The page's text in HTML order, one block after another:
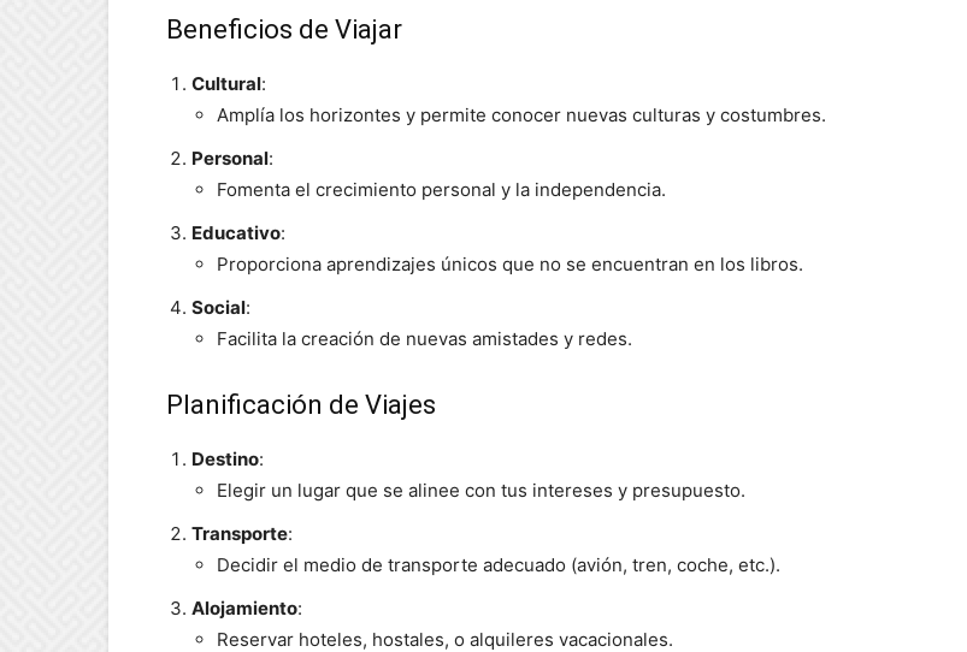
Beneficios de Viajar
Cultural:
Amplía los horizontes y permite conocer nuevas culturas y costumbres.
Personal:
Fomenta el crecimiento personal y la independencia.
Educativo:
Proporciona aprendizajes únicos que no se encuentran en los libros.
Social:
Facilita la creación de nuevas amistades y redes.
Planificación de Viajes
Destino:
Elegir un lugar que se alinee con tus intereses y presupuesto.
Transporte:
Decidir el medio de transporte adecuado (avión, tren, coche, etc.).
Alojamiento:
Reservar hoteles, hostales, o alquileres vacacionales.